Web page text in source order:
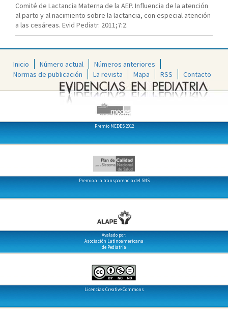
Comité de Lactancia Materna de la AEP. Influencia de la atención
al parto y al nacimiento sobre la lactancia, con especial atención
a las cesáreas. Evid Pediatr. 2011;7:2.
Inicio Número actual
Números anteriores
Normas de publicación
La revista Mapa RSS Contacto
Premio MEDES 2012
Premio a la transparencia del SNS
Avalado por:
Asociación Latinoamericana
de Pediatría
Licencias Creative Commons